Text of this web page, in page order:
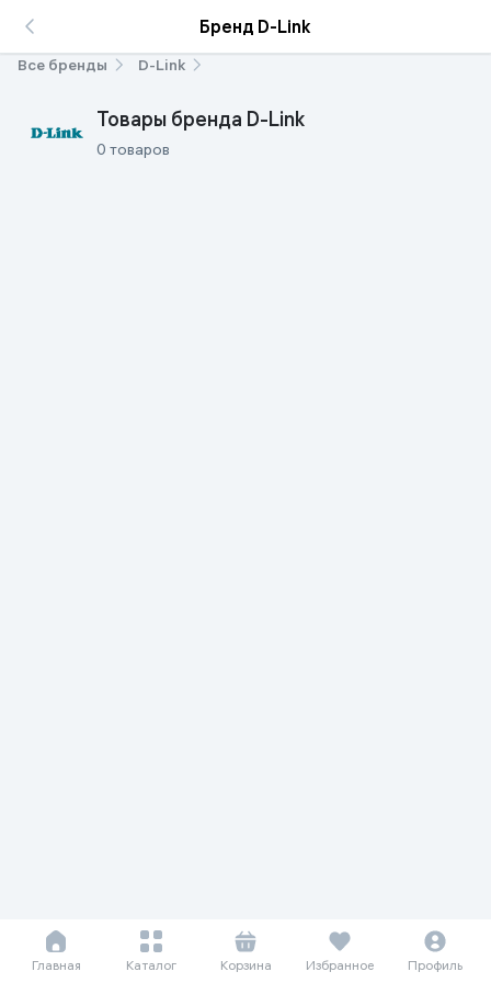
Бренд D-Link
Все бренды D-Link
Товары бренда D-Link
0 товаров
Главная Каталог Корзина Избранное Профиль